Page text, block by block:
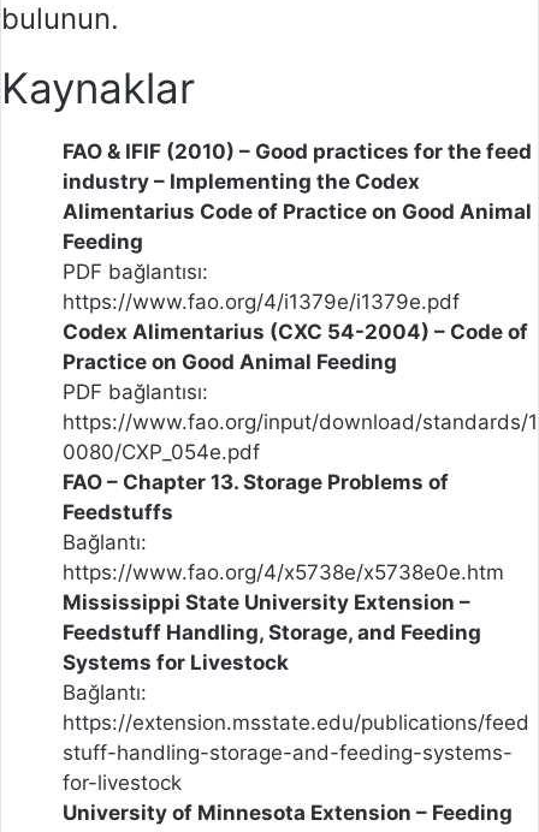
bulunun.
Kaynaklar
FAO & IFIF (2010) – Good practices for the feed
industry – Implementing the Codex
Alimentarius Code of Practice on Good Animal
Feeding
PDF bağlantısı:
https://www.fao.org/4/i1379e/i1379e.pdf
Codex Alimentarius (CXC 54-2004) – Code of
Practice on Good Animal Feeding
PDF bağlantısı:
https://www.fao.org/input/download/standards/1
0080/CXP_054e.pdf
FAO – Chapter 13. Storage Problems of
Feedstuffs
Bağlantı:
https://www.fao.org/4/x5738e/x5738e0e.htm
Mississippi State University Extension –
Feedstuff Handling, Storage, and Feeding
Systems for Livestock
Bağlantı:
https://extension.msstate.edu/publications/feed
stuff-handling-storage-and-feeding-systems-
for-livestock
University of Minnesota Extension – Feeding